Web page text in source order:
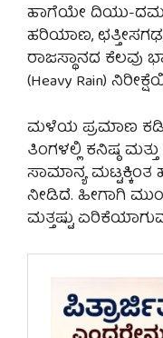
ಹಾಗೆಯೇ ದಿಯು-ದಮನ್,
ಹರಿಯಾಣ,
ರಾಜಸ್ಥಾನದ ಕೆಲವು
(Heavy Rain)
ಮಳೆಯ ಪ್ರಮಾಣ
ತಿಂಗಳಲ್ಲಿ ಕನಿಷ್ಠ
ಸಾಮಾನ್ಯ
ನೀಡಿದೆ. ಹೀಗಾಗಿ
ಮತ್ತಷ್ಟು